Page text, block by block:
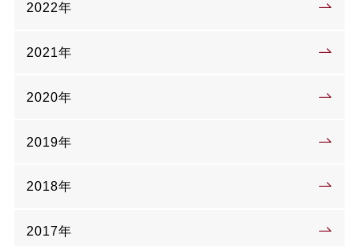
2022年
2021年
2020年
2019年
2018年
2017年